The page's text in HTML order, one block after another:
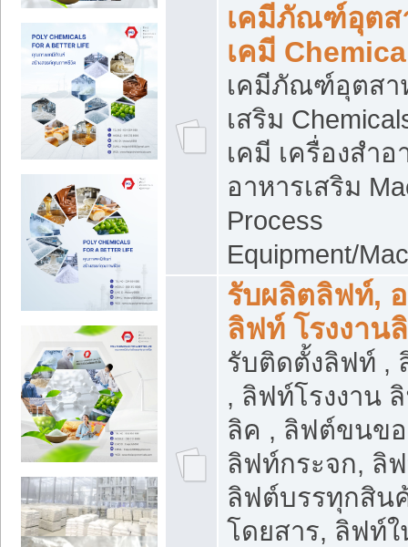
เคมีภัณฑ์อุตส
เคมี
เคมีภัณฑ์อุตสา
เสริม
เคมี เครื่องสำ
อาหารเสริม
Process
Equipment/
รับผลิตลิฟท์,
ลิฟท์ โรงงาน
รับติดตั้งลิฟท์ ,
, ลิฟท์โรงงาน
ลิค , ลิฟต์ขนข
ลิฟท์กระจก, ลิ
ลิฟต์บรรทุกสิน
โดยสาร, ลิฟท์